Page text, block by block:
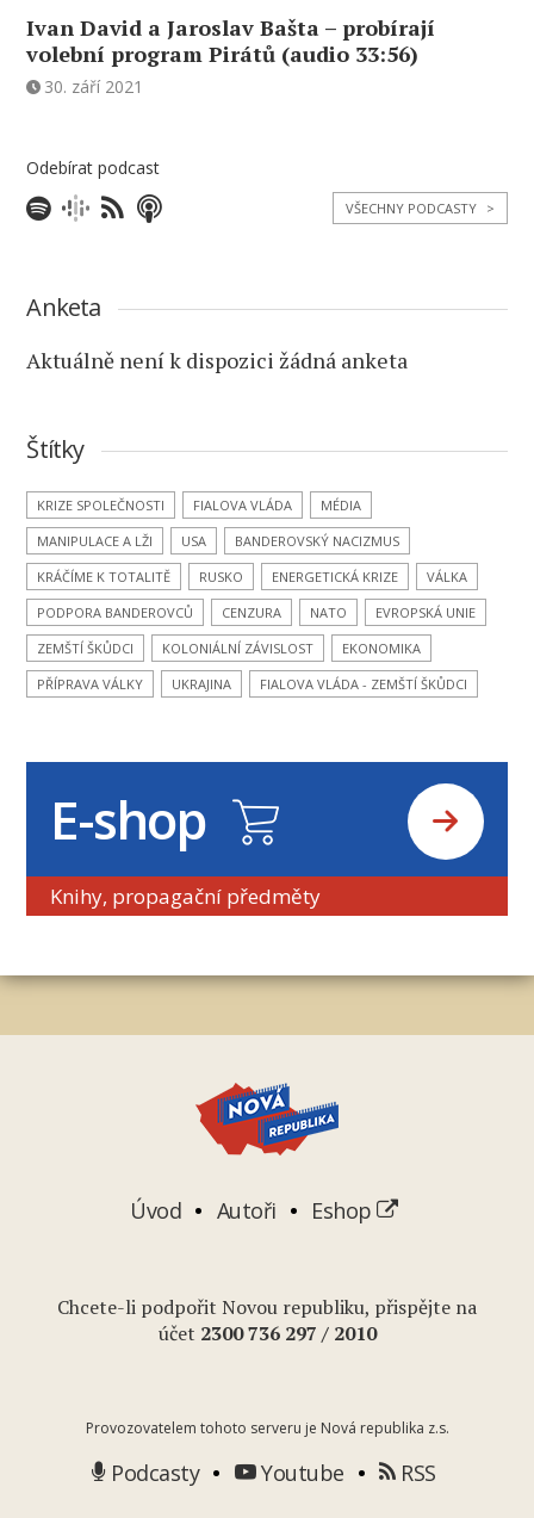
Ivan David a Jaroslav Bašta – probírají
volební program Pirátů (audio 33:56)
30. září 2021
Odebírat podcast
VŠECHNY PODCASTY >
Anketa
Aktuálně není k dispozici žádná anketa
Štítky
KRIZE SPOLEČNOSTI FIALOVA VLÁDA
MÉDIA
MANIPULACE A LŽI
USA
BANDEROVSKÝ NACIZMUS
KRÁČÍME K TOTALITĚ
RUSKO ENERGETICKÁ KRIZE
VÁLKA
PODPORA BANDEROVCŮ
CENZURA NATO
EVROPSKÁ UNIE
ZEMŠTÍ ŠKŮDCI
KOLONIÁLNÍ ZÁVISLOST
EKONOMIKA
PŘÍPRAVA VÁLKY
UKRAJINA FIALOVA VLÁDA - ZEMŠTÍ ŠKŮDCI
E-shop
Knihy, propagační předměty
Úvod Autoři Eshop
Chcete-li podpořit Novou republiku, přispějte na
účet 2300 736 297 / 2010
Provozovatelem tohoto serveru je Nová republika z.s.
Podcasty Youtube RSS